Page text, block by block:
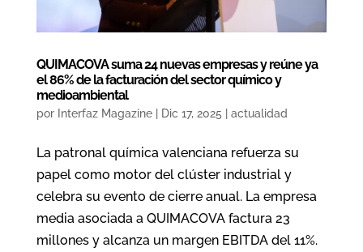
QUIMACOVA suma 24 nuevas empresas y reúne ya
el 86% de la facturación del sector químico y
medioambiental
por Interfaz Magazine| Dic 17, 2025 actualidad
La patronal química valenciana refuerza su
papel como motor del clúster industrial y
celebra su evento de cierre anual. La empresa
media asociada a QUIMACOVA factura 23
millones y alcanza un margen EBITDA del 11%.